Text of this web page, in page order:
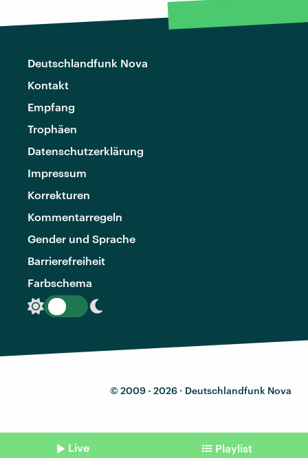
Deutschlandfunk Nova
Kontakt
Empfang
Trophäen
Datenschutzerklärung
Impressum
Korrekturen
Kommentarregeln
Gender und Sprache
Barrierefreiheit
Farbschema
© 2009 - 2026 · Deutschlandfunk Nova
Live Playlist